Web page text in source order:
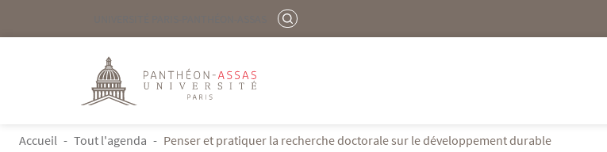
Aller au contenu principal
RECHERCHER
Logo
FIL D'ARIANE
Accueil Tout l'agenda Penser et pratiquer la recherche doctorale sur le développement durable